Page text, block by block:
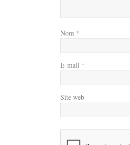
Nom *
E-mail *
Site web